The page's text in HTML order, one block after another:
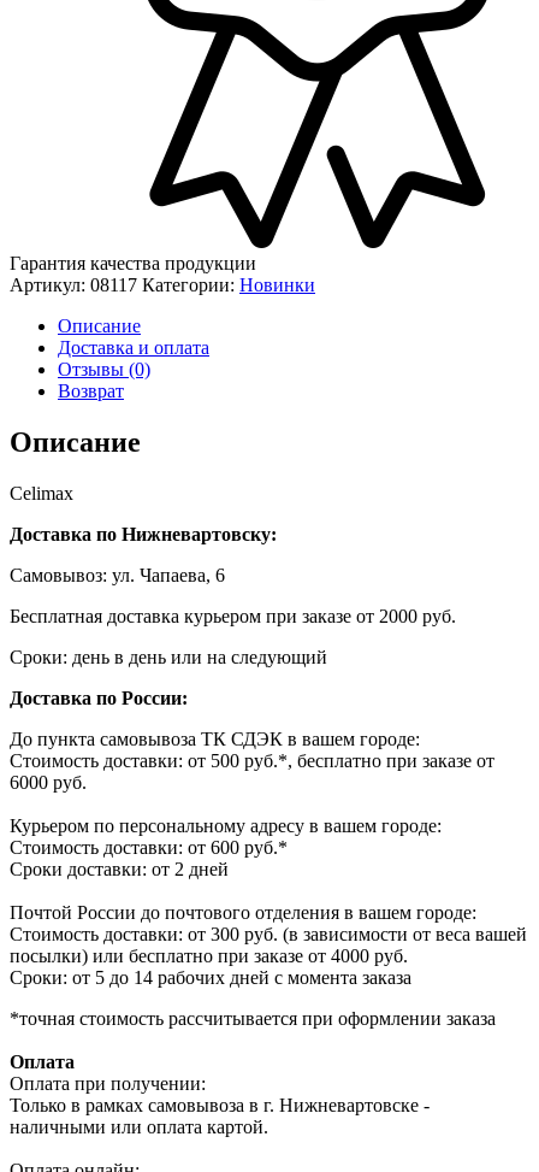
Гарантия качества продукции
Артикул: 08117 Категории: Новинки
Описание
Доставка и оплата
Отзывы (0)
Возврат
Описание
Celimax
Доставка по Нижневартовску:
Самовывоз: ул. Чапаева, 6
Бесплатная доставка курьером при заказе от 2000 руб.
Сроки: день в день или на следующий
Доставка по России:
До пункта самовывоза ТК СДЭК в вашем городе:
Стоимость доставки: от 500 руб.*, бесплатно при заказе от
6000 руб.
Курьером по персональному адресу в вашем городе:
Стоимость доставки: от 600 руб.*
Сроки доставки: от 2 дней
Почтой России до почтового отделения в вашем городе:
Стоимость доставки: от 300 руб. (в зависимости от веса вашей
посылки) или бесплатно при заказе от 4000 руб.
Сроки: от 5 до 14 рабочих дней с момента заказа
*точная стоимость рассчитывается при оформлении заказа
Оплата
Оплата при получении:
Только в рамках самовывоза в г. Нижневартовске -
наличными или оплата картой.